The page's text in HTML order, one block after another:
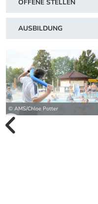
OFFENE STELLEN
AUSBILDUNG
© AMS/Chloe Potter